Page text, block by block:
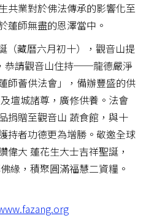
共業對於佛法傳承的影響化至
蓮師無盡的恩澤當中。
（藏曆六月初十），觀音山提
恭請觀音山住持──龍德嚴淨
師薈供法會」，備辦豐盛的供
壇城諸尊，廣修供養。法會
捐贈至觀音山 蔬食館，與十
持者功德更為增勝。敬邀全球
偉大 蓮花生大士吉祥聖誕，
緣，積聚圓滿福慧二資糧。